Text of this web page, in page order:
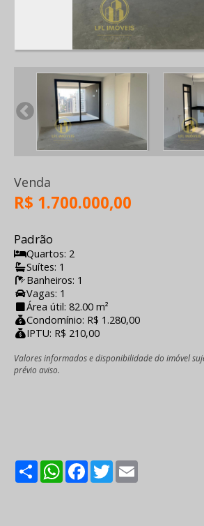
Venda
R$ 1.700.000,00
Padrão
Quartos: 2
Suítes: 1
Banheiros: 1
Vagas: 1
Área útil: 82.00 m²
Condomínio: R$ 1.280,00
IPTU: R$ 210,00
Valores informados e disponibilidade do imóvel
prévio aviso.
ShareWhatsApp
Facebook
Twitter